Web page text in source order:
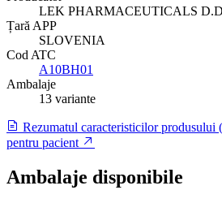
LEK PHARMACEUTICALS
Țară APP
SLOVENIA
Cod ATC
A10BH01
Ambalaje
13 variante
Rezumatul caracteristicilor produsului
pentru pacient
Ambalaje disponibile